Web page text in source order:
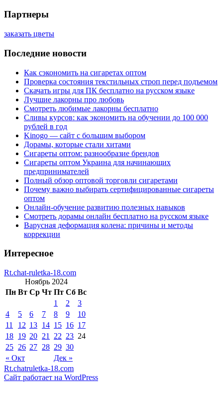
Партнеры
заказать цветы
Последние новости
Как сэкономить на сигаретах оптом
Проверка состояния текстильных строп перед подъемом
Скачать игры для ПК бесплатно на русском языке
Лучшие лакорны про любовь
Смотреть любимые лакорны бесплатно
Сливы курсов: как экономить на обучении до 100 000
рублей в год
Kinogo — сайт с большим выбором
Дорамы, которые стали хитами
Сигареты оптом: разнообразие брендов
Сигареты оптом Украина для начинающих
предпринимателей
Полный обзор оптовой торговли сигаретами
Почему важно выбирать сертифицированные сигареты
оптом
Онлайн-обучение развитию полезных навыков
Смотреть дорамы онлайн бесплатно на русском языке
Варусная деформация колена: причины и методы
коррекции
Интересное
Rt.chat-ruletka-18.com
Ноябрь 2024
Пн Вт Ср Чт Пт Сб Вс
« Окт Дек »
1 2
3
4
5 6 7 8 9
10
11
12 13 14 15 16 17
18 19 20 21 22 23 24
25 26 27 28 29 30
Rt.chatruletka-18.com
Сайт работает на WordPress